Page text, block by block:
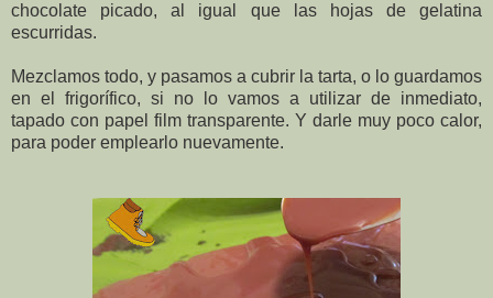
chocolate picado, al igual que las hojas de gelatina
escurridas.
Mezclamos todo, y pasamos a cubrir la tarta, o lo guardamos
en el frigorífico, si no lo vamos a utilizar de inmediato,
tapado con papel film transparente. Y darle muy poco calor,
para poder emplearlo nuevamente.